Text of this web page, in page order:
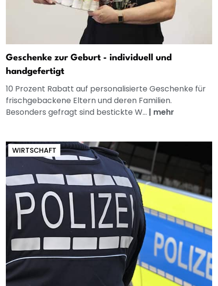
Geschenke zur Geburt - individuell und
handgefertigt
10 Prozent Rabatt auf personalisierte Geschenke für
frischgebackene Eltern und deren Familien.
Besonders gefragt sind bestickte W... | mehr
WIRTSCHAFT